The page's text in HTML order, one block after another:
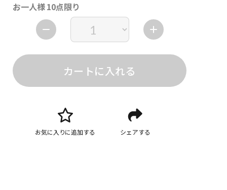
お一人様 10点限り
カートに入れる
お気に入りに追加する シェアする